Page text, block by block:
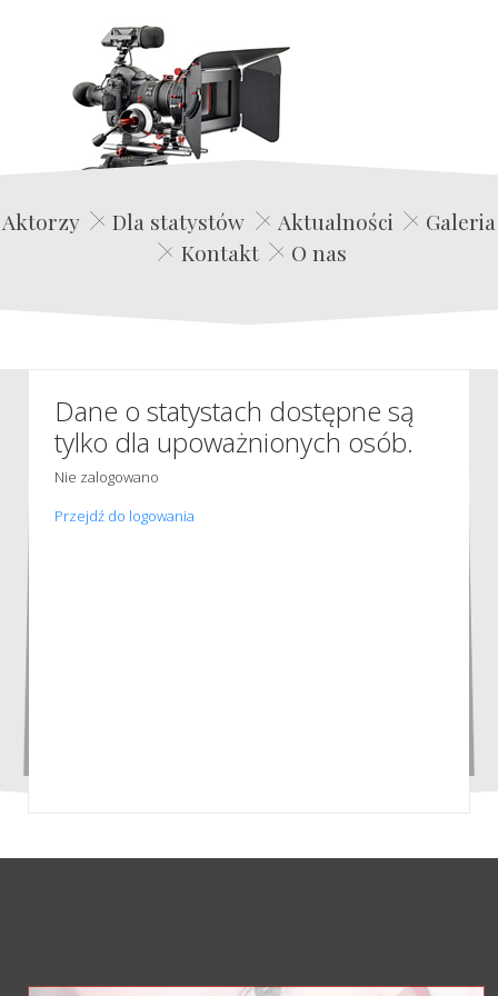
Edwin Film Agencja Aktorska
Aktorzy Dla statystów Aktualności
Galeria
Kontakt
O nas
Dane o statystach dostępne są
tylko dla upoważnionych osób.
Nie zalogowano
Przejdź do logowania